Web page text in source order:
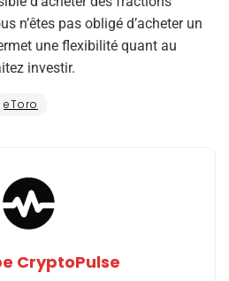
n’êtes pas obligé d’acheter un
une flexibilité quant au
investir.
eToro
CryptoPulse